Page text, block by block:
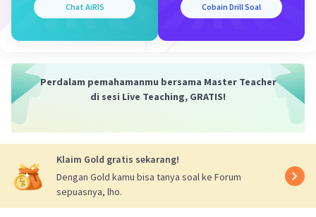
Chat AiRIS Cobain Drill Soal
Perdalam pemahamanmu bersama Master Teacher
di sesi Live Teaching, GRATIS!
Klaim Gold gratis sekarang!
Dengan Gold kamu bisa tanya soal ke Forum
sepuasnya, lho.